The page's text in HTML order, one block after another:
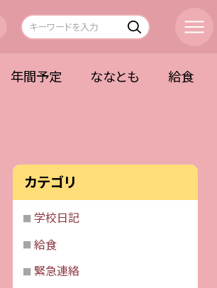
年間予定 ななとも 給食
カテゴリ
学校日記
給食
緊急連絡